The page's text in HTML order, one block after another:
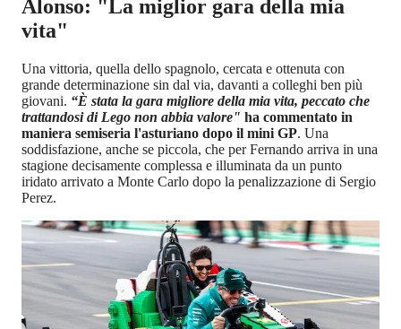
Alonso: "La miglior gara della mia
vita"
Una vittoria, quella dello spagnolo, cercata e ottenuta con
grande determinazione sin dal via, davanti a colleghi ben più
giovani. “È stata la gara migliore della mia vita, peccato che
trattandosi di Lego non abbia valore" ha commentato in
maniera semiseria l'asturiano dopo il mini GP. Una
soddisfazione, anche se piccola, che per Fernando arriva in una
stagione decisamente complessa e illuminata da un punto
iridato arrivato a Monte Carlo dopo la penalizzazione di Sergio
Perez.